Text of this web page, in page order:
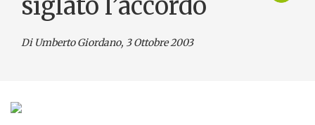
siglato l’accordo
Di Umberto Giordano, 3 Ottobre 2003